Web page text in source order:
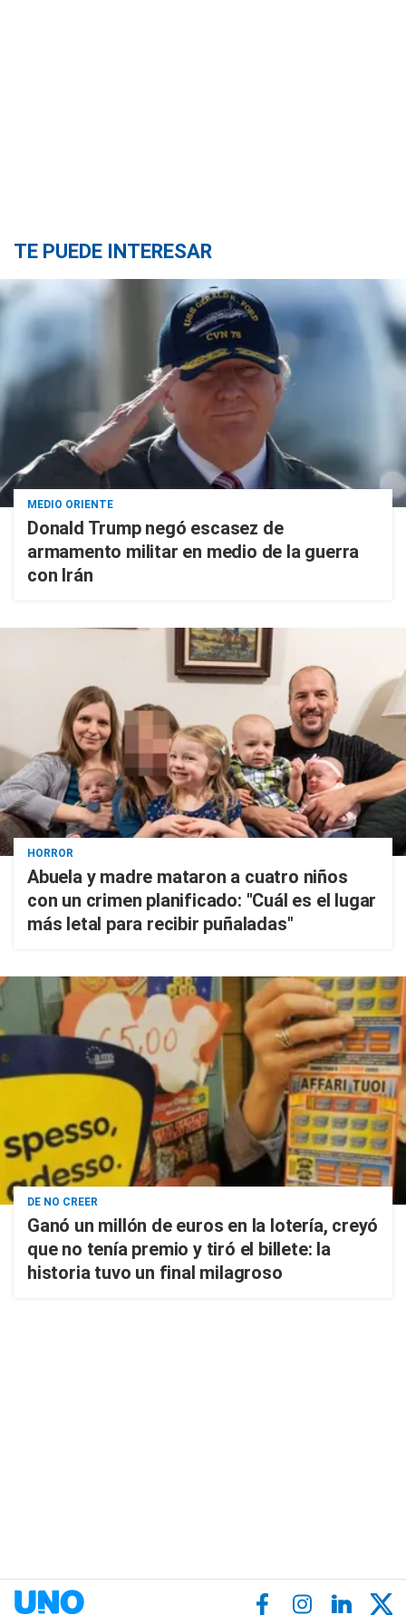
TE PUEDE INTERESAR
MEDIO ORIENTE
Donald Trump negó escasez de
armamento militar en medio de la guerra
con Irán
HORROR
Abuela y madre mataron a cuatro niños
con un crimen planificado: "Cuál es el lugar
más letal para recibir puñaladas"
DE NO CREER
Ganó un millón de euros en la lotería, creyó
que no tenía premio y tiró el billete: la
historia tuvo un final milagroso